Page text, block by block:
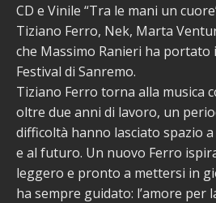
CD e Vinile “Tra le mani un
Tiziano Ferro, Nek, Marta
che Massimo Ranieri ha portato
Festival di Sanremo.
Tiziano Ferro torna alla musica
oltre due anni di lavoro, un
difficoltà hanno lasciato spazio
e al futuro. Un nuovo Ferro
leggero e pronto a mettersi in
ha sempre guidato: l’amore per